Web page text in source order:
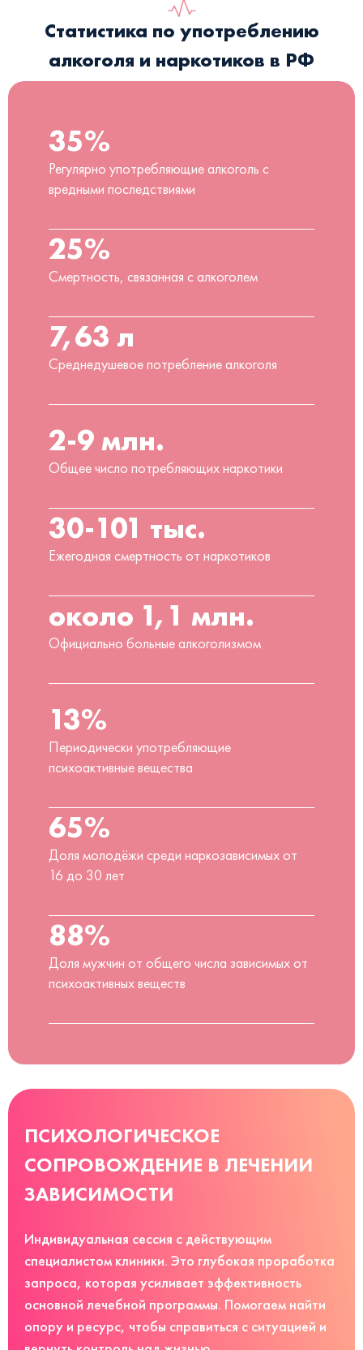
Статистика по употреблению
алкоголя и наркотиков в РФ
35%
Регулярно употребляющие алкоголь с
вредными последствиями
25%
Смертность, связанная с алкоголем
7,63 л
Среднедушевое потребление алкоголя
2-9 млн.
Общее число потребляющих наркотики
30-101 тыс.
Ежегодная смертность от наркотиков
около 1,1 млн.
Официально больные алкоголизмом
13%
Периодически употребляющие
психоактивные вещества
65%
Доля молодёжи среди наркозависимых от
16 до 30 лет
88%
Доля мужчин от общего числа зависимых от
психоактивных веществ
ПСИХОЛОГИЧЕСКОЕ
СОПРОВОЖДЕНИЕ В ЛЕЧЕНИИ
ЗАВИСИМОСТИ
Индивидуальная сессия с действующим
специалистом клиники. Это глубокая проработка
запроса, которая усиливает эффективность
основной лечебной программы. Помогаем найти
опору и ресурс, чтобы справиться с ситуацией и